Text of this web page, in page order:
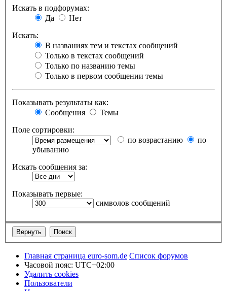
Искать в подфорумах:
Да
Нет
Искать:
В названиях тем и текстах сообщений
Только в текстах сообщений
Только по названию темы
Только в первом сообщении темы
Показывать результаты как:
Сообщения
Темы
Поле сортировки:
по возрастанию
по
убыванию
Искать сообщения за:
Показывать первые:
символов сообщений
Главная страница euro-som.de Список форумов
Часовой пояс: UTC+02:00
Удалить cookies
Пользователи